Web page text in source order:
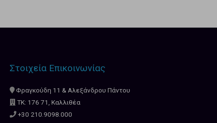
Στοιχεία Επικοινωνίας
Φραγκούδη 11 & Αλεξάνδρου Πάντου
ΤΚ: 176 71, Καλλιθέα
+30 210.9098.000